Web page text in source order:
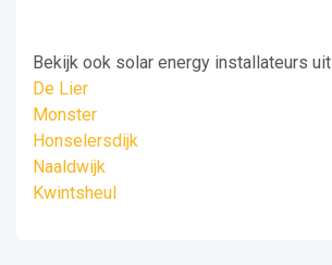
Bekijk ook solar energy installateurs uit
De Lier
Monster
Honselersdijk
Naaldwijk
Kwintsheul